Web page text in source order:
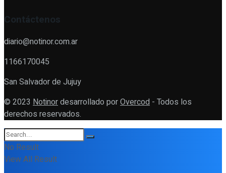
Contáctenos
diario@notinor.com.ar
1166170045
San Salvador de Jujuy
© 2023 Notinordesarrollado porOvercod - Todos los
derechos reservados.
No Result
View All Result